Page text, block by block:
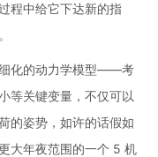
程中给它下达新的指
化的动力学模型——考
等关键变量，不仅可以
的姿势，如许的话假如
大年夜范围的一个 5 机